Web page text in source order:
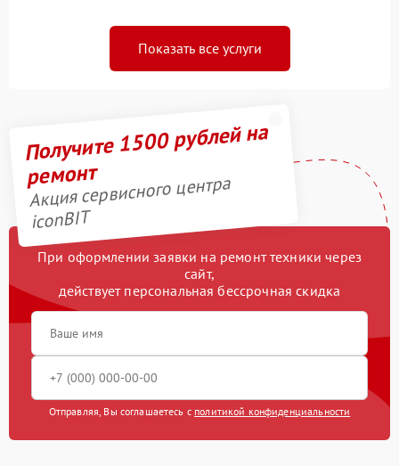
Показать все услуги
Получите 1500 рублей на
ремонт
Акция сервисного центра
iconBIT
При оформлении заявки на ремонт техники через
сайт,
действует персональная бессрочная скидка
Отправляя, Вы соглашаетесь с политикой конфиденциальности